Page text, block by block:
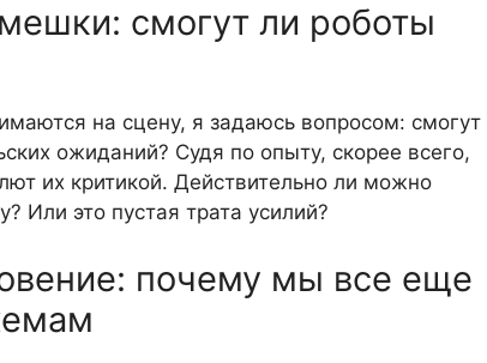
смогут ли роботы
на сцену, я задаюсь вопросом: смогут
ожиданий? Судя по опыту, скорее всего,
их критикой. Действительно ли можно
Или это пустая трата усилий?
почему мы все еще